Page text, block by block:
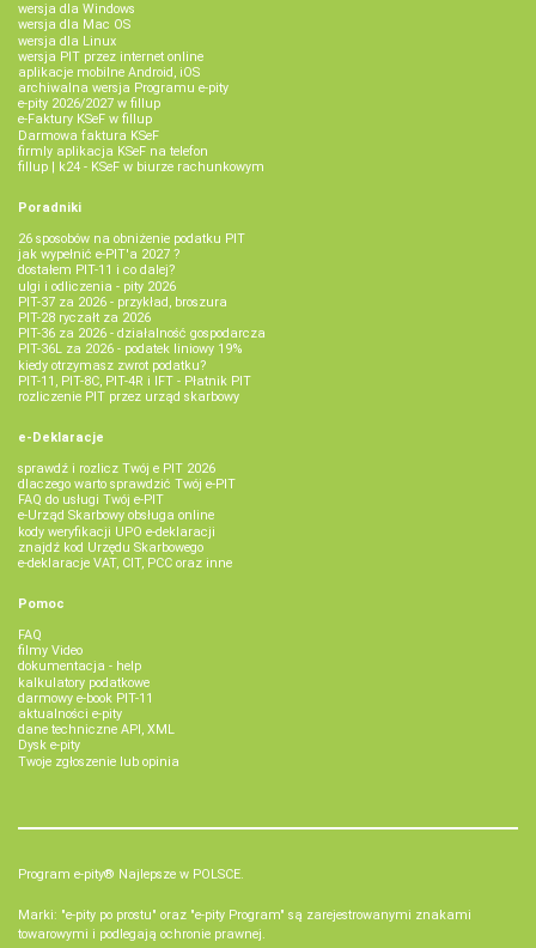
wersja dla Windows
wersja dla Mac OS
wersja dla Linux
wersja PIT przez internet online
aplikacje mobilne Android, iOS
archiwalna wersja Programu e-pity
e-pity 2026/2027 w fillup
e‑Faktury KSeF w fillup
Darmowa faktura KSeF
firmly aplikacja KSeF na telefon
fillup | k24 - KSeF w biurze rachunkowym
Poradniki
26 sposobów na obniżenie podatku PIT
jak wypełnić e-PIT'a 2027 ?
dostałem PIT-11 i co dalej?
ulgi i odliczenia - pity 2026
PIT-37 za 2026 - przykład, broszura
PIT-28 ryczałt za 2026
PIT-36 za 2026 - działalność gospodarcza
PIT-36L za 2026 - podatek liniowy 19%
kiedy otrzymasz zwrot podatku?
PIT-11, PIT-8C, PIT-4R i IFT - Płatnik PIT
rozliczenie PIT przez urząd skarbowy
e-Deklaracje
sprawdź i rozlicz Twój e PIT 2026
dlaczego warto sprawdzić Twój e-PIT
FAQ do usługi Twój e-PIT
e-Urząd Skarbowy obsługa online
kody weryfikacji UPO e-deklaracji
znajdź kod Urzędu Skarbowego
e-deklaracje VAT, CIT, PCC oraz inne
Pomoc
FAQ
filmy Video
dokumentacja - help
kalkulatory podatkowe
darmowy e-book PIT-11
aktualności e-pity
dane techniczne API, XML
Dysk e-pity
Twoje zgłoszenie lub opinia
Program e-pity® Najlepsze w POLSCE.
Marki: "e-pity po prostu" oraz "e-pity Program" są zarejestrowanymi znakami
towarowymi i podlegają ochronie prawnej.